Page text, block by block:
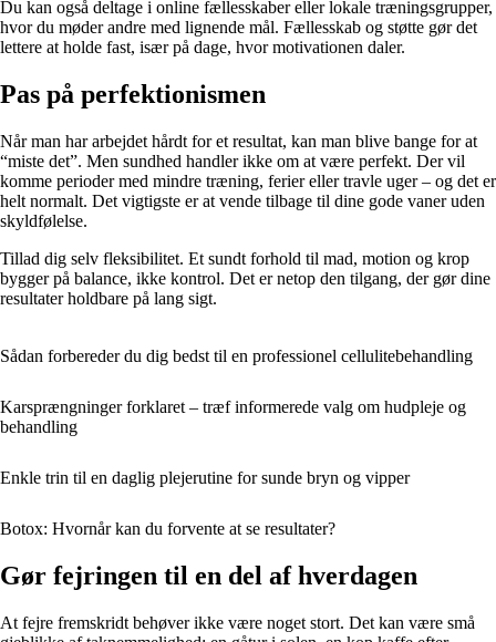
Du kan også deltage i online fællesskaber eller lokale træningsgrupper,
hvor du møder andre med lignende mål. Fællesskab og støtte gør det
lettere at holde fast, især på dage, hvor motivationen daler.
Pas på perfektionismen
Når man har arbejdet hårdt for et resultat, kan man blive bange for at
“miste det”. Men sundhed handler ikke om at være perfekt. Der vil
komme perioder med mindre træning, ferier eller travle uger – og det er
helt normalt. Det vigtigste er at vende tilbage til dine gode vaner uden
skyldfølelse.
Tillad dig selv fleksibilitet. Et sundt forhold til mad, motion og krop
bygger på balance, ikke kontrol. Det er netop den tilgang, der gør dine
resultater holdbare på lang sigt.
Sådan forbereder du dig bedst til en professionel cellulitebehandling
Karsprængninger forklaret – træf informerede valg om hudpleje og
behandling
Enkle trin til en daglig plejerutine for sunde bryn og vipper
Botox: Hvornår kan du forvente at se resultater?
Gør fejringen til en del af hverdagen
At fejre fremskridt behøver ikke være noget stort. Det kan være små